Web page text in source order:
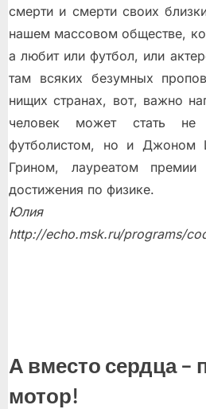
смерти и смерти своих
нашем массовом обществе,
а любит или футбол, или
там всяких безумных
нищих странах, вот, важно
человек может стать не
футболистом, но и Джоном
Грином, лауреатом премии
достижения по физике.
Юлия
http://echo.msk.ru/programs/
А вместо сердца
мотор!